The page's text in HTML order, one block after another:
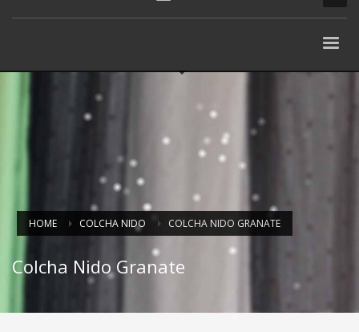
HOME COLCHA NIDO COLCHA NIDO GRANATE
Colcha Nido Granate